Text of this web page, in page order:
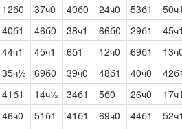
12б0 37ч0 40б0 24ч0 53б1 50ч1
40б1 46б0 38ч1 66б0 29б1 45ч1
44ч1 45ч1 6б1 12ч0 69б1
35ч½ 69б0 39ч0 48б1 40ч0 42б1
41б1 14ч½ 34б1 5б0 26ч0 17ч1
46ч0 51б1 41б1 69ч0 44б1 52ч1